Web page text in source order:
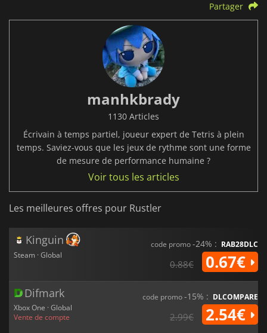
Partager
manhkbrady
1130 Articles
Écrivain à temps partiel, joueur expert de Tetris à plein
temps. Saviez-vous que les jeux de rythme sont une forme
de mesure de performance humaine ?
Voir tous les articles
Les meilleures offres pour Rustler
Kinguin
Steam · Global
code promo-24% : RAB28DLC
0.88€ 0.67€
Difmark
Xbox One · Global
Vente de compte
code promo-15% : DLCOMPARE
2.99€ 2.54€